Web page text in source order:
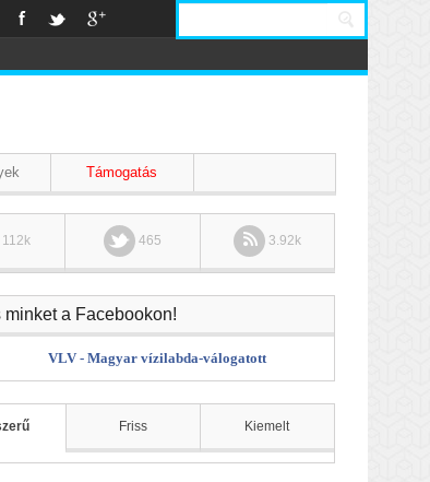
Támogatás
465 3.92k
minket a Facebookon!
VLV - Magyar vízilabda-válogatott
Friss Kiemelt